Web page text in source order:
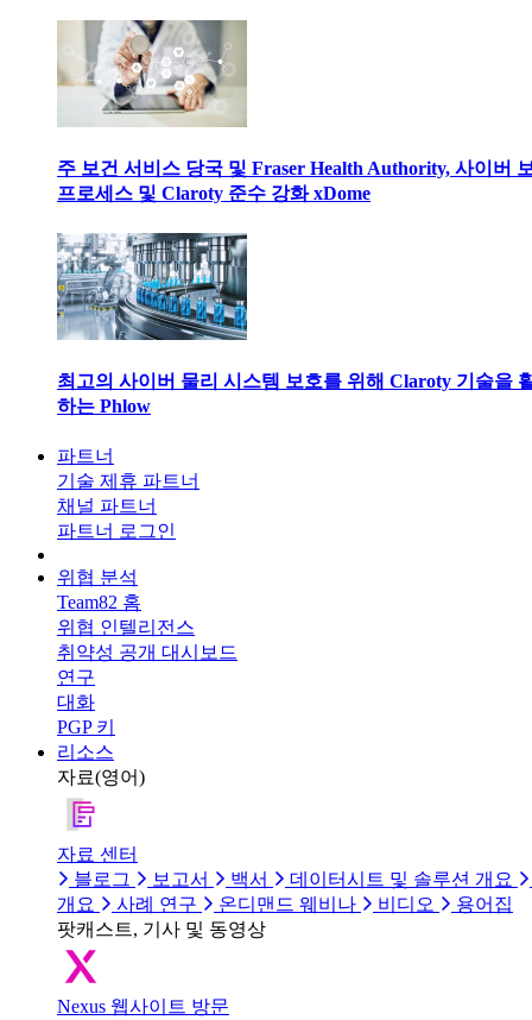
주 보건 서비스 당국 및 Fraser Health Authority, 사이버
프로세스 및 Claroty 준수 강화 xDome
최고의 사이버 물리 시스템 보호를 위해 Claroty 기술을
하는 Phlow
파트너
기술 제휴 파트너
채널 파트너
파트너 로그인
위협 분석
Team82 홈
위협 인텔리전스
취약성 공개 대시보드
연구
대화
PGP 키
리소스
자료(영어)
자료 센터
블로그
보고서 백서
데이터시트 및 솔루션 개요
개요
사례 연구 온디맨드 웨비나 비디오
용어집
팟캐스트, 기사 및 동영상
Nexus 웹사이트 방문